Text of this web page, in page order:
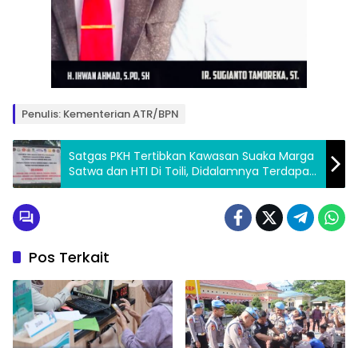
Penulis: Kementerian ATR/BPN
Satgas PKH Tertibkan Kawasan Suaka Marga
Satwa dan HTI Di Toili, Didalamnya Terdapat
Sawit PT KLS
Pos Terkait